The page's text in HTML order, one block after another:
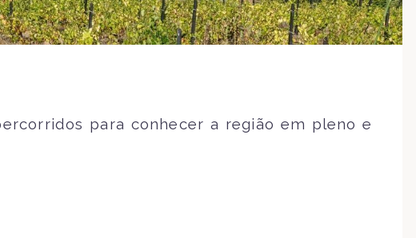
para conhecer a região em pleno e